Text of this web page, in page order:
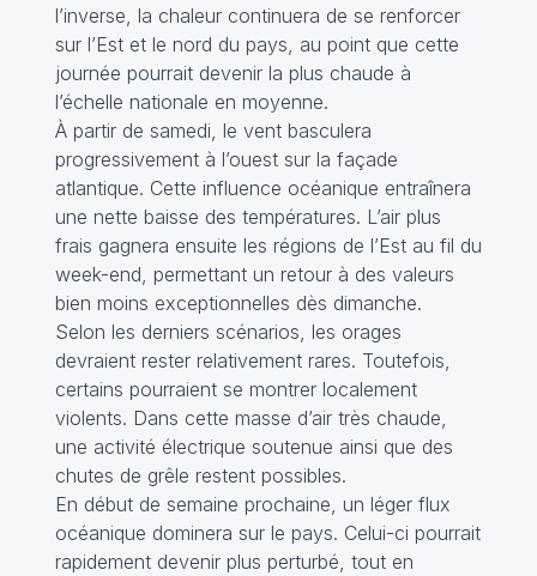
l’inverse, la chaleur continuera de se renforcer
sur l’Est et le nord du pays, au point que cette
journée pourrait devenir la plus chaude à
l’échelle nationale en moyenne.
À partir de samedi, le vent basculera
progressivement à l’ouest sur la façade
atlantique. Cette influence océanique entraînera
une nette baisse des températures. L’air plus
frais gagnera ensuite les régions de l’Est au fil du
week-end, permettant un retour à des valeurs
bien moins exceptionnelles dès dimanche.
Selon les derniers scénarios, les orages
devraient rester relativement rares. Toutefois,
certains pourraient se montrer localement
violents. Dans cette masse d’air très chaude,
une activité électrique soutenue ainsi que des
chutes de grêle restent possibles.
En début de semaine prochaine, un léger flux
océanique dominera sur le pays. Celui-ci pourrait
rapidement devenir plus perturbé, tout en